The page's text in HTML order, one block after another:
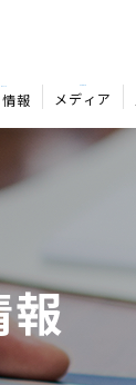
報 メディア
報